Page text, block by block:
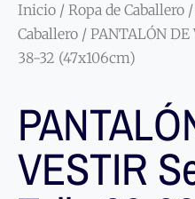
Inicio / Ropa de Caballero /
Caballero / PANTALÓN
38-32 (47x106cm)
VESTIR